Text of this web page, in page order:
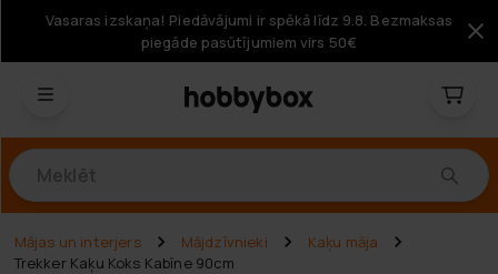
Vasaras izskaņa! Piedāvājumi ir spēkā līdz 9.8. Bezmaksas
piegāde pasūtījumiem virs 50€
Mājas un interjers Mājdzīvnieki
Kaķu māja
Trekker Kaķu Koks Kabīne 90cm